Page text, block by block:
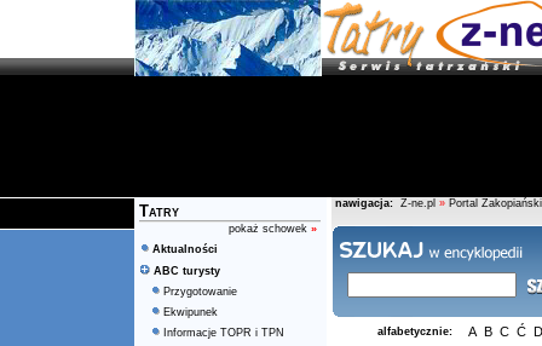
Tatry
pokaż schowek »
Aktualności
ABC turysty
Przygotowanie
Ekwipunek
Informacje TOPR i TPN
nawigacja: Z-ne.pl » Portal Zakopiański
alfabetycznie: A B C Ć D